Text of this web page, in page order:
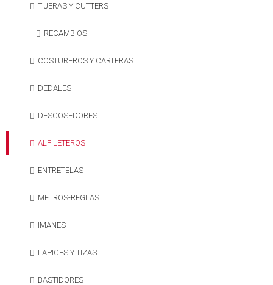
TIJERAS Y CUTTERS
RECAMBIOS
COSTUREROS Y CARTERAS
DEDALES
DESCOSEDORES
ALFILETEROS
ENTRETELAS
METROS-REGLAS
IMANES
LAPICES Y TIZAS
BASTIDORES